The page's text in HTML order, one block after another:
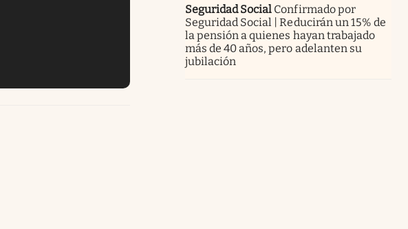
Seguridad Social Confirmado por
Seguridad Social | Reducirán un 15% de
la pensión a quienes hayan trabajado
más de 40 años, pero adelanten su
jubilación